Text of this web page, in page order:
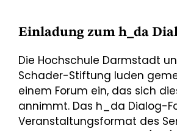
Einladung zum h_da
Die Hochschule Darmstadt
Schader-Stiftung luden
einem Forum ein, das sich
annimmt. Das h_da Dialog-
Veranstaltungsformat des